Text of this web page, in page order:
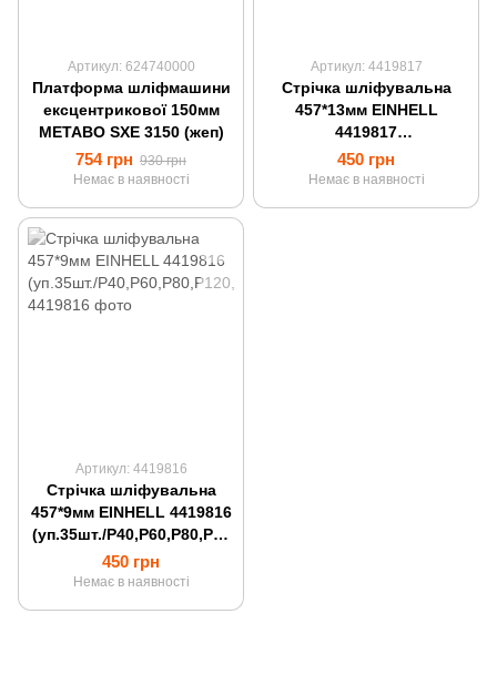
Артикул: 624740000
Платформа шліфмашини
ексцентрикової 150мм
METABO SXE 3150 (жеп)
754 грн 930 грн
Немає в наявності
Артикул: 4419817
Стрічка шліфувальна
457*13мм EINHELL
4419817
(уп.35шт./P40,P60,P80,P12
0,P180,P240,P320)
450 грн
Немає в наявності
Артикул: 4419816
Стрічка шліфувальна
457*9мм EINHELL 4419816
(уп.35шт./P40,P60,P80,P12
0,P180,P240,P320)
450 грн
Немає в наявності